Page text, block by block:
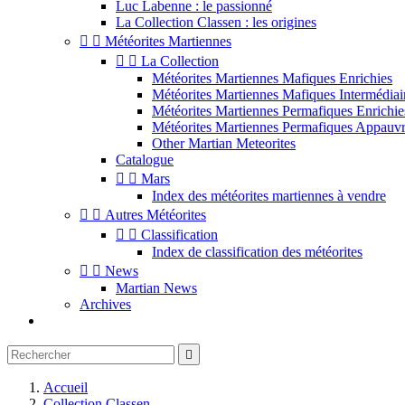
Luc Labenne : le passionné
La Collection Classen : les origines
  Météorites Martiennes
  La Collection
Météorites Martiennes Mafiques Enrichies
Météorites Martiennes Mafiques
Météorites Martiennes Permafiques
Météorites Martiennes Permafiques
Other Martian Meteorites
Catalogue
  Mars
Index des météorites martiennes à vendre
  Autres Météorites
  Classification
Index de classification des météorites
  News
Martian News
Archives

Accueil